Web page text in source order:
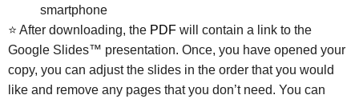
smartphone
⭐ After downloading, the PDF will contain a link to the
Google Slides™ presentation. Once, you have opened your
copy, you can adjust the slides in the order that you would
like and remove any pages that you don’t need. You can